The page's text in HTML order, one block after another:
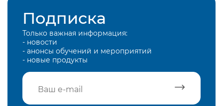
Подписка
Только важная информация:
- новости
- анонсы обучений и мероприятий
- новые продукты